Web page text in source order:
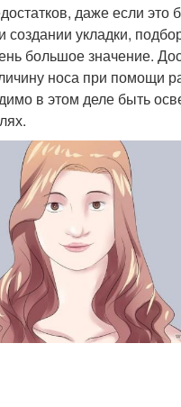
даже если это
создании укладки,
большое значение.
носа при помощи
в этом деле быть